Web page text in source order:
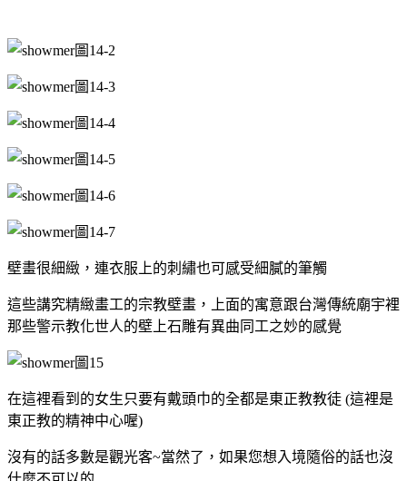
壁畫很細緻，連衣服上的刺繡也可感受細膩的筆觸
這些講究精緻畫工的宗教壁畫，上面的寓意跟台灣傳統廟宇裡
那些警示教化世人的壁上石雕有異曲同工之妙的感覺
在這裡看到的女生只要有戴頭巾的全都是東正教教徒 (這裡是
東正教的精神中心喔)
沒有的話多數是觀光客~當然了，如果您想入境隨俗的話也沒